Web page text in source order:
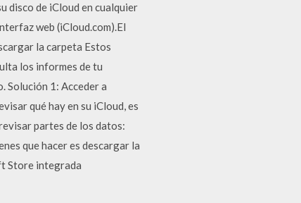
disco de iCloud en cualquier
web (iCloud.com).El
la carpeta Estos
los informes de tu
Solución 1: Acceder a
qué hay en su iCloud, es
partes de los datos:
que hacer es descargar la
Store integrada